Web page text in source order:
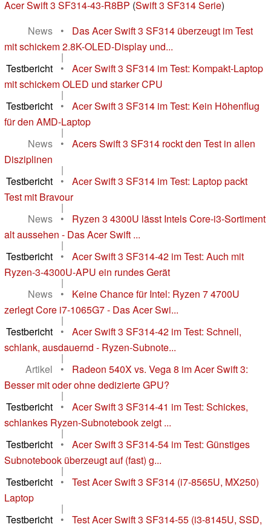
Acer Swift 3 SF314-43-R8BP (Swift 3 SF314 Serie)
News
•
Das Acer Swift 3 SF314 überzeugt im Test
mit schickem 2.8K-OLED-Display und...
|
Testbericht
•
Acer Swift 3 SF314 im Test: Kompakt-Laptop
mit schickem OLED und starker CPU
|
Testbericht
•
Acer Swift 3 SF314 im Test: Kein Höhenflug
für den AMD-Laptop
|
News
•
Acers Swift 3 SF314 rockt den Test in allen
Disziplinen
|
Testbericht
•
Acer Swift 3 SF314 im Test: Laptop packt
Test mit Bravour
|
News
•
Ryzen 3 4300U lässt Intels Core-i3-Sortiment
alt aussehen - Das Acer Swift ...
|
Testbericht
•
Acer Swift 3 SF314-42 im Test: Auch mit
Ryzen-3-4300U-APU ein rundes Gerät
|
News
•
Keine Chance für Intel: Ryzen 7 4700U
zerlegt Core i7-1065G7 - Das Acer Swi...
|
Testbericht
•
Acer Swift 3 SF314-42 im Test: Schnell,
schlank, ausdauernd - Ryzen-Subnote...
|
Artikel
•
Radeon 540X vs. Vega 8 im Acer Swift 3:
Besser mit oder ohne dedizierte GPU?
|
Testbericht
•
Acer Swift 3 SF314-41 im Test: Schickes,
schlankes Ryzen-Subnotebook zeigt ...
|
Testbericht
•
Acer Swift 3 SF314-54 im Test: Günstiges
Subnotebook überzeugt auf (fast) g...
|
Testbericht
•
Test Acer Swift 3 SF314 (i7-8565U, MX250)
Laptop
|
Testbericht
•
Test Acer Swift 3 SF314-55 (i3-8145U, SSD,